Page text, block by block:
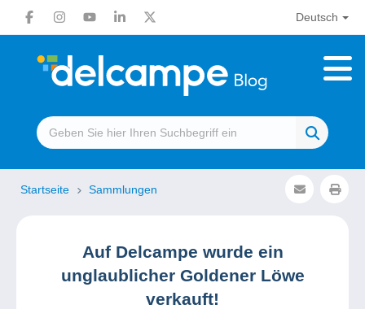
Deutsch
Startseite Sammlungen
Auf Delcampe wurde ein
unglaublicher Goldener Löwe
verkauft!